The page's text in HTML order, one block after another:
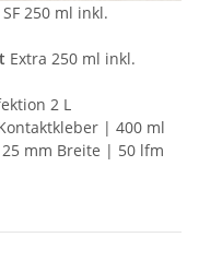
SF 250 ml inkl.
Extra 250 ml inkl.
2 L
| 400 ml
25 mm Breite | 50 lfm